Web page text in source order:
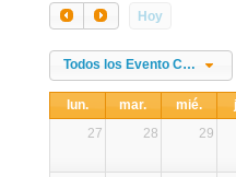
Hoy
Todos los Evento Categories
lun. mar. mié.
27
28 29